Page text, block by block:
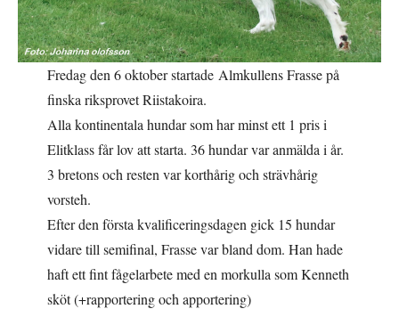
Fredag den 6 oktober startade Almkullens Frasse på
finska riksprovet Riistakoira.
Alla kontinentala hundar som har minst ett 1 pris i
Elitklass får lov att starta. 36 hundar var anmälda i år.
3 bretons och resten var korthårig och strävhårig
vorsteh.
Efter den första kvalificeringsdagen gick 15 hundar
vidare till semifinal, Frasse var bland dom. Han hade
haft ett fint fågelarbete med en morkulla som Kenneth
sköt (+rapportering och apportering)